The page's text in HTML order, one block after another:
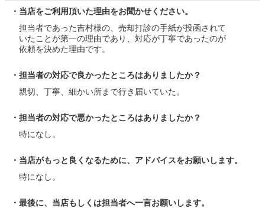
・当店をご利用頂いた理由をお聞かせください。
担当者であった吉村様の、売却打診の手紙が投函されて
いたことが第一の理由であり、対応が丁寧であったのが
依頼を決めた理由です。
・担当者の対応で良かったところはありましたか？
親切、丁寧、細かい所まで行き届いていた。
・担当者の対応で悪かったところはありましたか？
特になし。
・当店がもっと良くなるために、アドバイスをお願いします。
特になし。
・最後に、当店もしくは担当者へ一言お願いします。